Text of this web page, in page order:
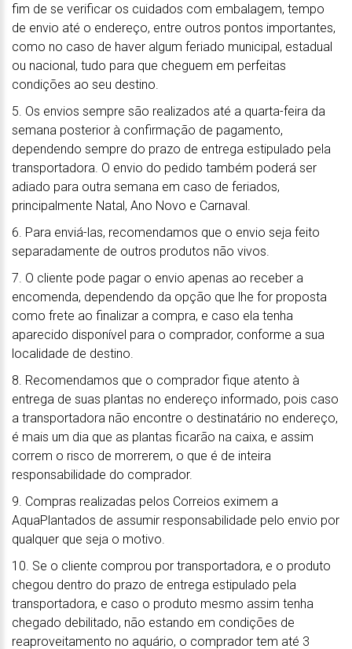
fim de se verificar os cuidados com embalagem, tempo
de envio até o endereço, entre outros pontos importantes,
como no caso de haver algum feriado municipal, estadual
ou nacional, tudo para que cheguem em perfeitas
condições ao seu destino.
5. Os envios sempre são realizados até a quarta-feira da
semana posterior à confirmação de pagamento,
dependendo sempre do prazo de entrega estipulado pela
transportadora. O envio do pedido também poderá ser
adiado para outra semana em caso de feriados,
principalmente Natal, Ano Novo e Carnaval.
6. Para enviá-las, recomendamos que o envio seja feito
separadamente de outros produtos não vivos.
7. O cliente pode pagar o envio apenas ao receber a
encomenda, dependendo da opção que lhe for proposta
como frete ao finalizar a compra, e caso ela tenha
aparecido disponível para o comprador, conforme a sua
localidade de destino.
8. Recomendamos que o comprador fique atento à
entrega de suas plantas no endereço informado, pois caso
a transportadora não encontre o destinatário no endereço,
é mais um dia que as plantas ficarão na caixa, e assim
correm o risco de morrerem, o que é de inteira
responsabilidade do comprador.
9. Compras realizadas pelos Correios eximem a
AquaPlantados de assumir responsabilidade pelo envio por
qualquer que seja o motivo.
10. Se o cliente comprou por transportadora, e o produto
chegou dentro do prazo de entrega estipulado pela
transportadora, e caso o produto mesmo assim tenha
chegado debilitado, não estando em condições de
reaproveitamento no aquário, o comprador tem até 3